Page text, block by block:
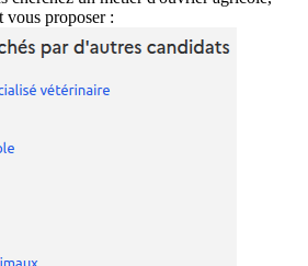
vous proposer :